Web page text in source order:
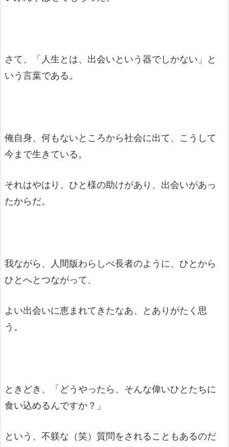
さて、「人生とは、出会いという器でしかない」と
いう言葉である。
俺自身、何もないところから社会に出て、こうして
今まで生きている。
それはやはり、ひと様の助けがあり、出会いがあっ
たからだ。
我ながら、人間版わらしべ長者のように、ひとから
ひとへとつながって、
よい出会いに恵まれてきたなあ、とありがたく思
う。
ときどき、「どうやったら、そんな偉いひとたちに
食い込めるんですか？」
という、不躾な（笑）質問をされることもあるのだ